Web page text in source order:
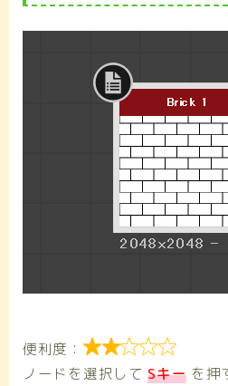
便利度： 
ノードを選択してSキー を押